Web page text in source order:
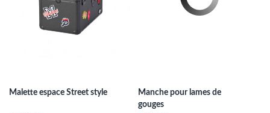
Malette espace Street style
Manche pour lames de
gouges